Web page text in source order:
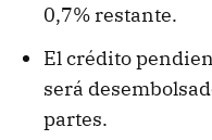
0,7% restante.
El crédito
será
partes.